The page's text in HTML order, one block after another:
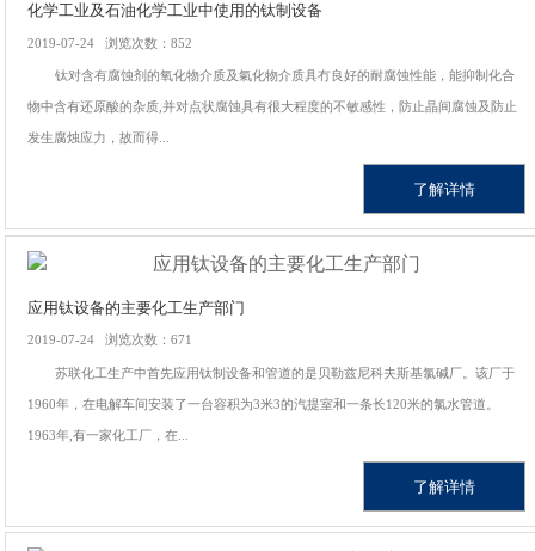
化学工业及石油化学工业中使用的钛制设备
2019-07-24 浏览次数：852
钛对含有腐蚀剂的氧化物介质及氣化物介质具冇良好的耐腐蚀性能，能抑制化合
物中含有还原酸的杂质,并对点状腐蚀具有很大程度的不敏感性，防止晶间腐蚀及防止
发生腐烛应力，故而得...
了解详情
应用钛设备的主要化工生产部门
2019-07-24 浏览次数：671
苏联化工生产中首先应用钛制设备和管道的是贝勒兹尼科夫斯基氯碱厂。该厂于
1960年，在电解车间安装了一台容积为3米3的汽提室和一条长120米的氯水管道。
1963年,有一家化工厂，在...
了解详情